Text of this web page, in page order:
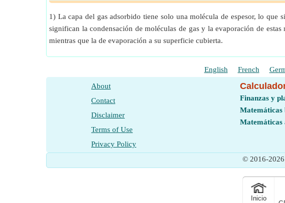
1) La capa del gas adsorbido tiene solo una molécula de espesor, lo
significan la condensación de moléculas de gas y la evaporación de
mientras que la de evaporación a su superficie cubierta.
English French
About
Contact
Disclaimer
Terms of Use
Privacy Policy
Finanzas y
Matemáticas
Matemáticas
© 2016-
Inicio